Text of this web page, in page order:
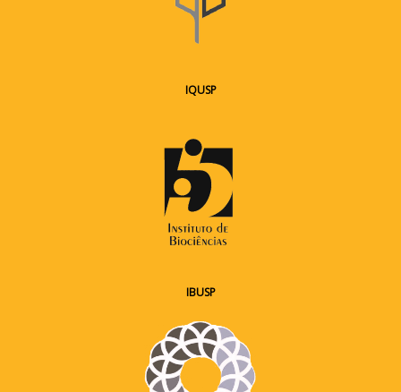
IQUSP
IBUSP